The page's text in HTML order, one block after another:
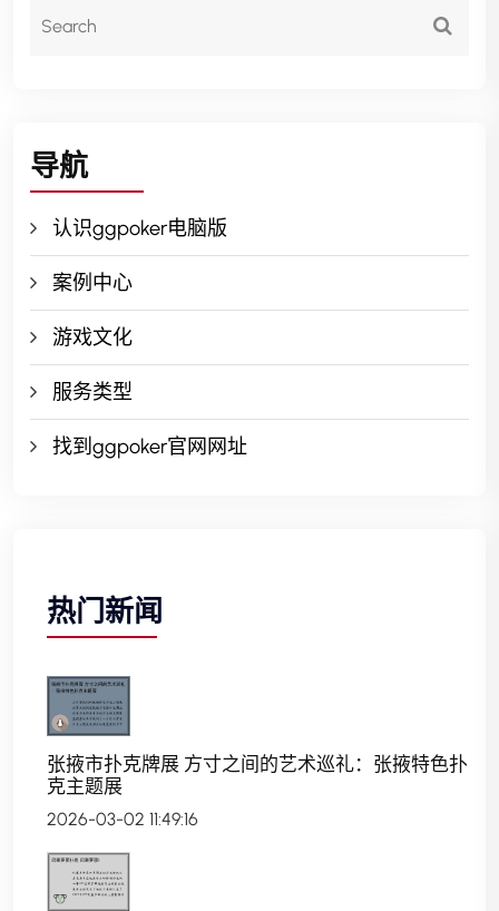
导航
认识ggpoker电脑版
案例中心
游戏文化
服务类型
找到ggpoker官网网址
热门新闻
张掖市扑克牌展 方寸之间的艺术巡礼：张掖特色扑
克主题展
2026-03-02 11:49:16